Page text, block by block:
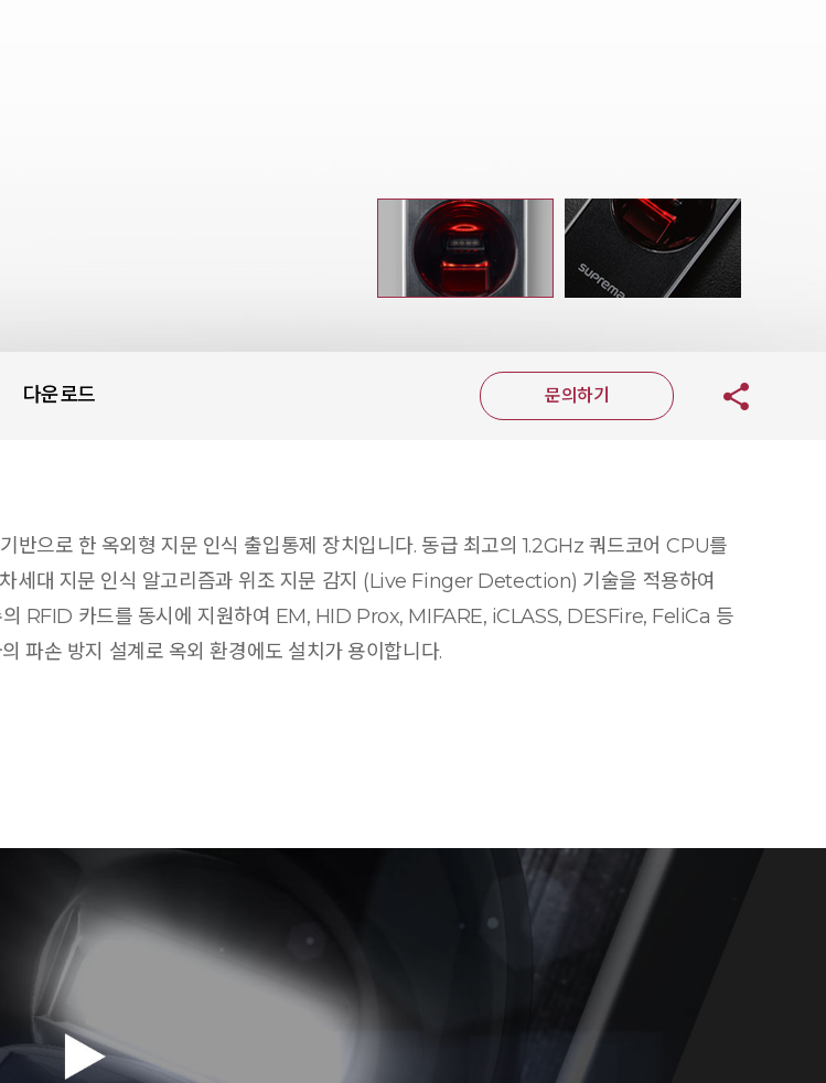
다운로드 문의하기
으로 한 옥외형 지문 인식 출입통제 장치입니다. 동급 최고의 1.2GHz 쿼드코어 CPU를
세대 지문 인식 알고리즘과 위조 지문 감지 (Live Finger Detection) 기술을 적용하여
RFID 카드를 동시에 지원하여 EM, HID Prox, MIFARE, iCLASS, DESFire, FeliCa 등
파손 방지 설계로 옥외 환경에도 설치가 용이합니다.